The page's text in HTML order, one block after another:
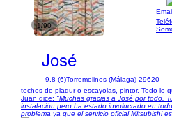
1/90
José
9,8 (6)Torremolinos (Málaga) 29620
techos de pladur o escayolas, pintor. Todo lo
Juan dice: "Muchas gracias a José por todo.
instalación pero ha estado involucrado en
problema ya que el servicio oficial Mitsubishi